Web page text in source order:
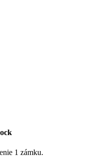
1 zámku.